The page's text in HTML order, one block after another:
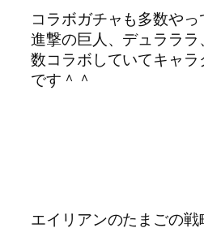
コラボガチャも多数や
進撃の巨人、デュララ
数コラボしていてキャ
です＾＾
エイリアンのたまごの戦